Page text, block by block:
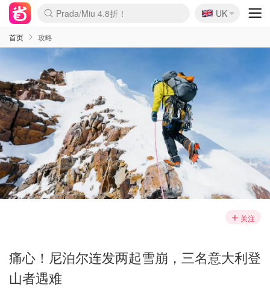
Prada/Miu 4.8折！
🇬🇧
UK
首页 攻略
关注
痛心！尼泊尔连发两起雪崩，三名意大利登
山者遇难